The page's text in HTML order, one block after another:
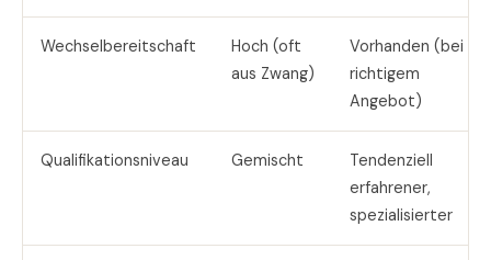
Wechselbereitschaft
Hoch (oft
aus Zwang)
Vorhanden (bei
richtigem
Angebot)
Qualifikationsniveau Gemischt
Tendenziell
erfahrener,
spezialisierter